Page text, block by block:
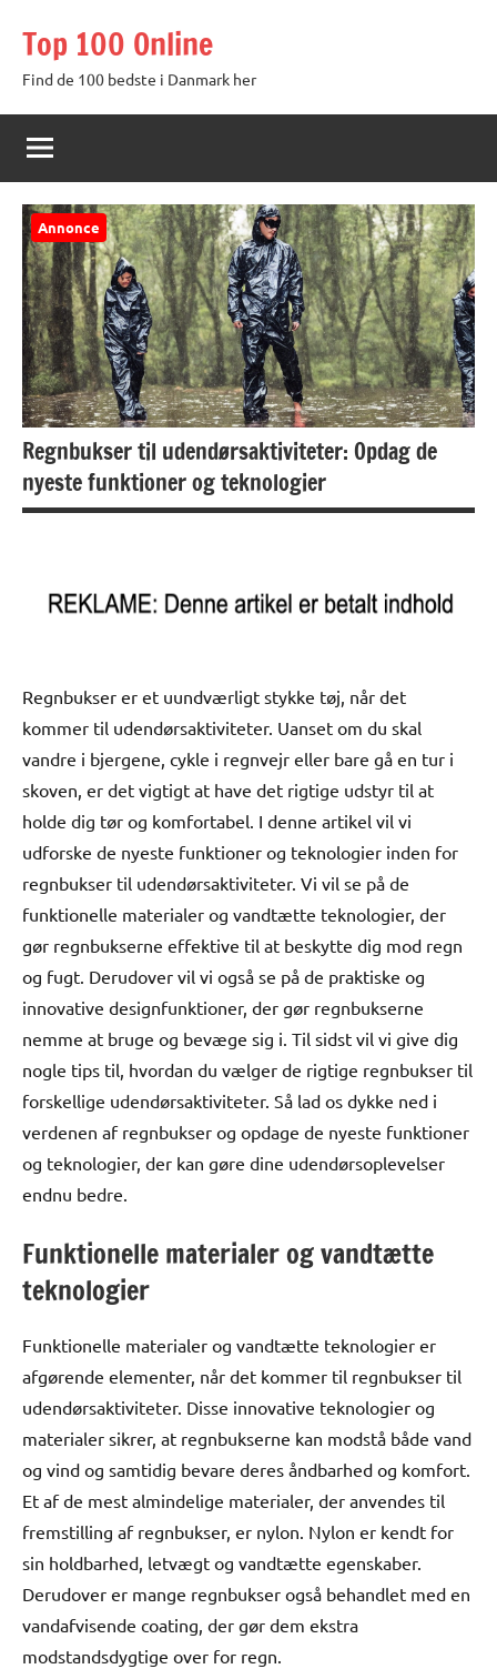
indhold
Top 100 Online
Find de 100 bedste i Danmark her
Annonce
Regnbukser til udendørsaktiviteter: Opdag de
nyeste funktioner og teknologier
Regnbukser er et uundværligt stykke tøj, når det
kommer til udendørsaktiviteter. Uanset om du skal
vandre i bjergene, cykle i regnvejr eller bare gå en tur i
skoven, er det vigtigt at have det rigtige udstyr til at
holde dig tør og komfortabel. I denne artikel vil vi
udforske de nyeste funktioner og teknologier inden for
regnbukser til udendørsaktiviteter. Vi vil se på de
funktionelle materialer og vandtætte teknologier, der
gør regnbukserne effektive til at beskytte dig mod regn
og fugt. Derudover vil vi også se på de praktiske og
innovative designfunktioner, der gør regnbukserne
nemme at bruge og bevæge sig i. Til sidst vil vi give dig
nogle tips til, hvordan du vælger de rigtige regnbukser til
forskellige udendørsaktiviteter. Så lad os dykke ned i
verdenen af regnbukser og opdage de nyeste funktioner
og teknologier, der kan gøre dine udendørsoplevelser
endnu bedre.
Funktionelle materialer og vandtætte
teknologier
Funktionelle materialer og vandtætte teknologier er
afgørende elementer, når det kommer til regnbukser til
udendørsaktiviteter. Disse innovative teknologier og
materialer sikrer, at regnbukserne kan modstå både vand
og vind og samtidig bevare deres åndbarhed og komfort.
Et af de mest almindelige materialer, der anvendes til
fremstilling af regnbukser, er nylon. Nylon er kendt for
sin holdbarhed, letvægt og vandtætte egenskaber.
Derudover er mange regnbukser også behandlet med en
vandafvisende coating, der gør dem ekstra
modstandsdygtige over for regn.